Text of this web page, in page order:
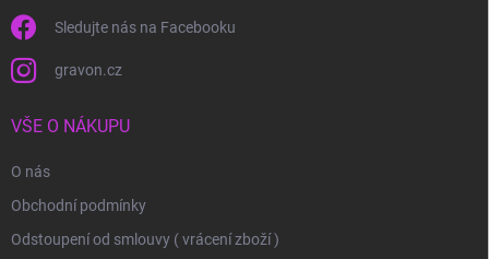
Sledujte nás na Facebooku
gravon.cz
VŠE O NÁKUPU
O nás
Obchodní podmínky
Odstoupení od smlouvy ( vrácení zboží )